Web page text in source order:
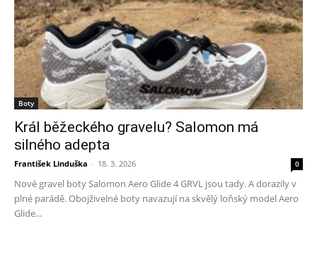
Boty
Král běžeckého gravelu? Salomon má
silného adepta
František Linduška - 18. 3. 2026 0
Nové gravel boty Salomon Aero Glide 4 GRVL jsou tady. A dorazily v
plné parádě. Obojživelné boty navazují na skvělý loňský model Aero
Glide...